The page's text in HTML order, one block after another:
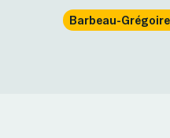
Barbeau-